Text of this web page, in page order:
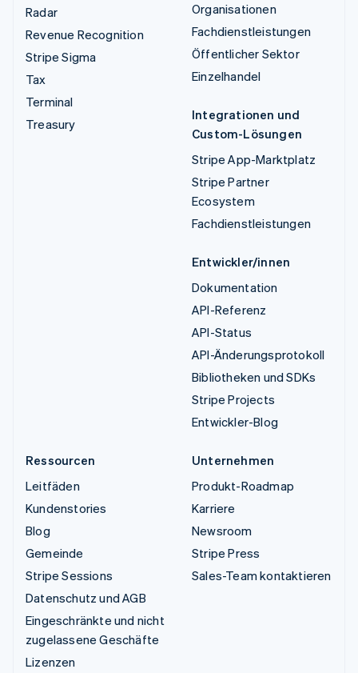
Radar
Revenue Recognition
Stripe Sigma
Tax
Terminal
Treasury
Organisationen
Fachdienstleistungen
Öffentlicher Sektor
Einzelhandel
Integrationen und
Custom-Lösungen
Stripe App-Marktplatz
Stripe Partner
Ecosystem
Fachdienstleistungen
Entwickler/innen
Dokumentation
API-Referenz
API-Status
API-Änderungsprotokoll
Bibliotheken und SDKs
Stripe Projects
Entwickler-Blog
Ressourcen
Leitfäden
Kundenstories
Blog
Gemeinde
Stripe Sessions
Datenschutz und AGB
Eingeschränkte und nicht
zugelassene Geschäfte
Lizenzen
Unternehmen
Produkt-Roadmap
Karriere
Newsroom
Stripe Press
Sales-Team kontaktieren